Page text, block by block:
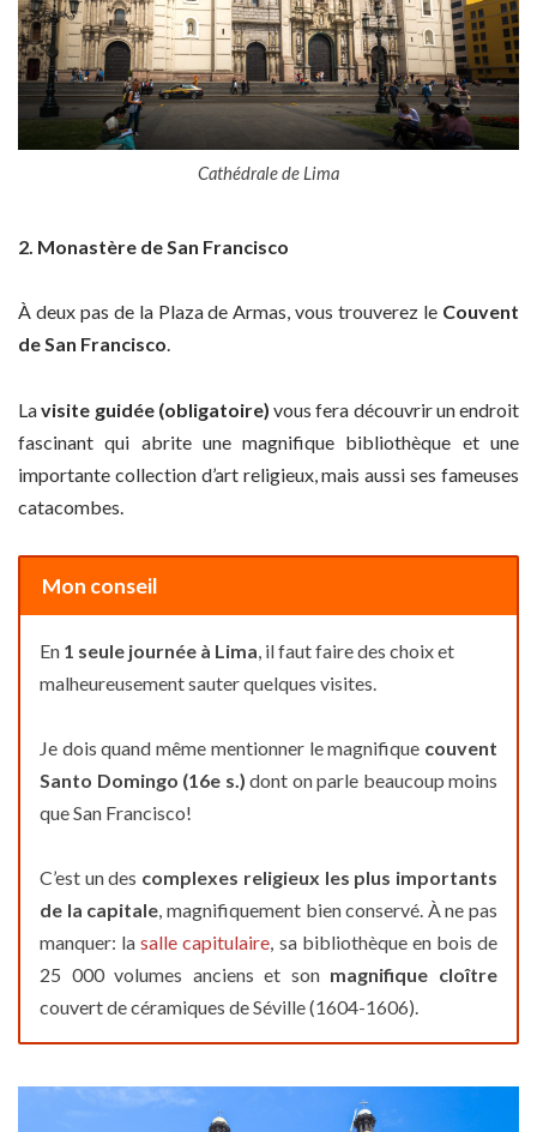
Cathédrale de Lima
2. Monastère de San Francisco
À deux pas de la Plaza de Armas, vous trouverez le Couvent
de San Francisco.
Lavisite guidée (obligatoire) vous fera découvrir un endroit
fascinant qui abrite une magnifique bibliothèque et une
importante collection d’art religieux, mais aussi ses fameuses
catacombes.
Mon conseil
En 1 seule journée à Lima , il faut faire des choix et
malheureusement sauter quelques visites.
Je dois quand même mentionner le magnifique couvent
Santo Domingo (16e s.) dont on parle beaucoup moins
que San Francisco!
C’est un des complexes religieux les plus importants
de la capitale, magnifiquement bien conservé. À ne pas
manquer: lasalle capitulaire, sa bibliothèque en bois de
25 000 volumes anciens et son magnifique cloître
couvert de céramiques de Séville (1604-1606).